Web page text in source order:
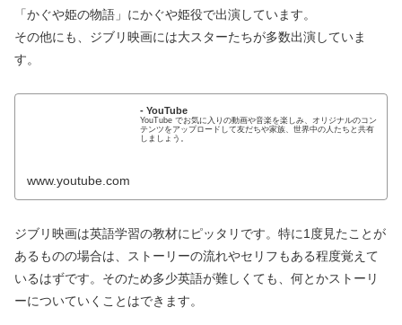
「かぐや姫の物語」にかぐや姫役で出演しています。
その他にも、ジブリ映画には大スターたちが多数出演していま
す。
- YouTube
YouTube でお気に入りの動画や音楽を楽しみ、オリジナルのコン
テンツをアップロードして友だちや家族、世界中の人たちと共有
しましょう。
www.youtube.com
ジブリ映画は英語学習の教材にピッタリです。特に1度見たことが
あるものの場合は、ストーリーの流れやセリフもある程度覚えて
いるはずです。そのため多少英語が難しくても、何とかストーリ
ーについていくことはできます。